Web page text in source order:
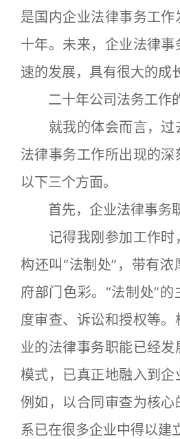
是国内企业法律事务工
十年。未来，企业法律
速的发展，具有很大的成
二十年公司法务工作
就我的体会而言，过
法律事务工作所出现的
以下三个方面。
首先，企业法律事务职
记得我刚参加工作时
构还叫“法制处”，带有
府部门色彩。“法制处”的
度审查、诉讼和授权等
业的法律事务职能已经
模式，已真正地融入到企
例如，以合同审查为核
系已在很多企业中得以建